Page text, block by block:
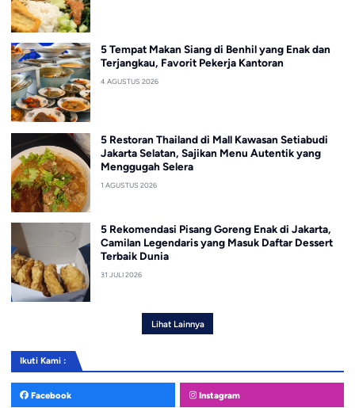
5 Tempat Makan Siang di Benhil yang Enak dan
Terjangkau, Favorit Pekerja Kantoran
4 AGUSTUS 2026
5 Restoran Thailand di Mall Kawasan Setiabudi
Jakarta Selatan, Sajikan Menu Autentik yang
Menggugah Selera
1 AGUSTUS 2026
5 Rekomendasi Pisang Goreng Enak di Jakarta,
Camilan Legendaris yang Masuk Daftar Dessert
Terbaik Dunia
31 JULI 2026
Lihat Lainnya
Ikuti Kami :
Facebook Instagram